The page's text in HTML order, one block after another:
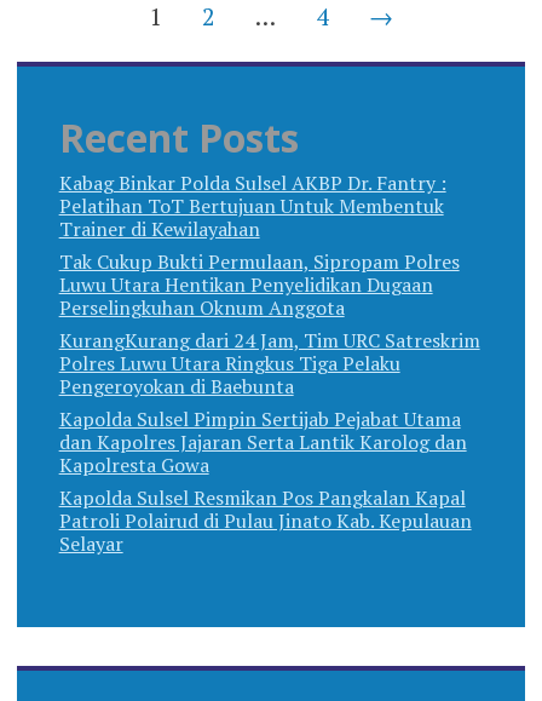
navigation
1 2 … 4 →
Recent Posts
Kabag Binkar Polda Sulsel AKBP Dr. Fantry :
Pelatihan ToT Bertujuan Untuk Membentuk
Trainer di Kewilayahan
Tak Cukup Bukti Permulaan, Sipropam Polres
Luwu Utara Hentikan Penyelidikan Dugaan
Perselingkuhan Oknum Anggota
KurangKurang dari 24 Jam, Tim URC Satreskrim
Polres Luwu Utara Ringkus Tiga Pelaku
Pengeroyokan di Baebunta
Kapolda Sulsel Pimpin Sertijab Pejabat Utama
dan Kapolres Jajaran Serta Lantik Karolog dan
Kapolresta Gowa
Kapolda Sulsel Resmikan Pos Pangkalan Kapal
Patroli Polairud di Pulau Jinato Kab. Kepulauan
Selayar